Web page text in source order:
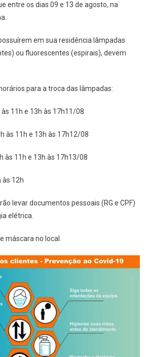
entre os dias 09 e 13 de agosto, na
em sua residência lâmpadas
ou fluorescentes (espirais), devem
para a troca das lâmpadas:
11h e 13h às 17h11/08
às 11h e 13h às 17h12/08
às 11h e 13h às 17h13/08
12h
levar documentos pessoais (RG e CPF)
elétrica.
máscara no local.